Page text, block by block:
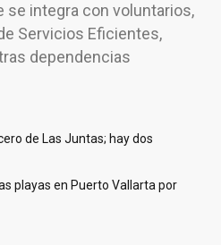
se integra con voluntarios,
Servicios Eficientes,
dependencias
de Las Juntas; hay dos
playas en Puerto Vallarta por